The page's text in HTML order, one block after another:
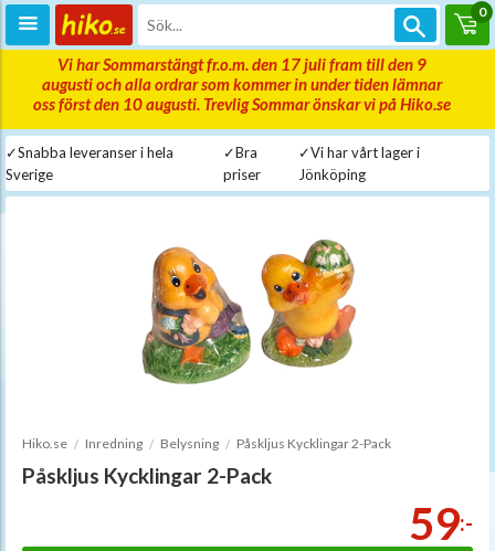
0
Vi har Sommarstängt fr.o.m. den 17 juli fram till den 9
augusti och alla ordrar som kommer in under tiden lämnar
oss först den 10 augusti. Trevlig Sommar önskar vi på Hiko.se
✓Snabba leveranser i hela
Sverige
✓Bra
priser
✓Vi har vårt lager i
Jönköping
Hiko.se Inredning Belysning Påskljus Kycklingar 2-Pack
Påskljus Kycklingar 2-Pack
59:-